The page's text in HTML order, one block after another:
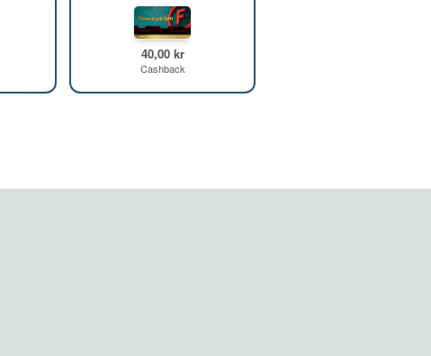
40,00 kr
Cashback